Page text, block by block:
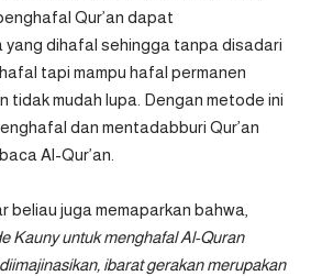
Qur’an dapat
yang dihafal sehingga tanpa disadari
tapi mampu hafal permanen
tidak mudah lupa. Dengan metode ini
dan mentadabburi Qur’an
Al-Qur’an.
beliau juga memaparkan bahwa,
Kauny untuk menghafal Al-Quran
ibarat gerakan merupakan